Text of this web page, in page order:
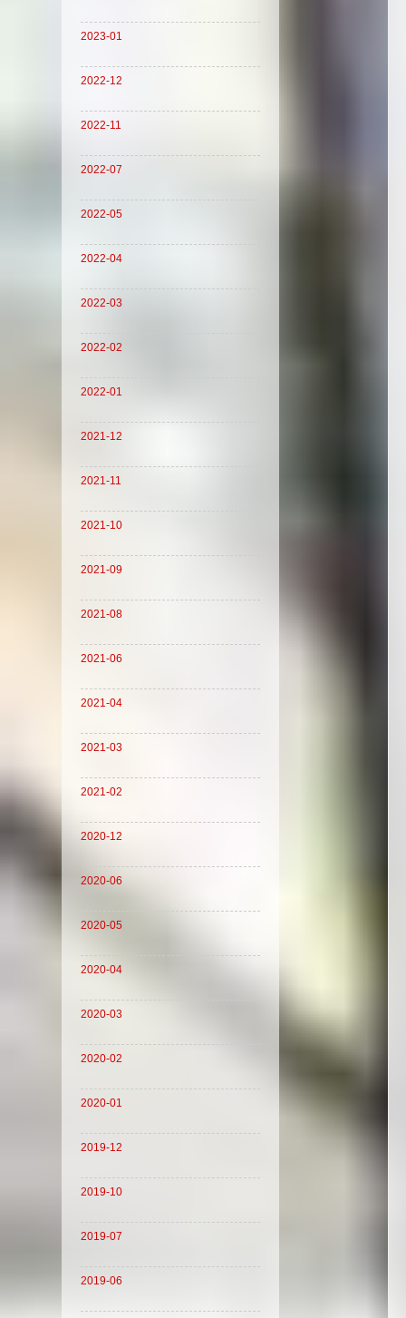
2023-01
2022-12
2022-11
2022-07
2022-05
2022-04
2022-03
2022-02
2022-01
2021-12
2021-11
2021-10
2021-09
2021-08
2021-06
2021-04
2021-03
2021-02
2020-12
2020-06
2020-05
2020-04
2020-03
2020-02
2020-01
2019-12
2019-10
2019-07
2019-06